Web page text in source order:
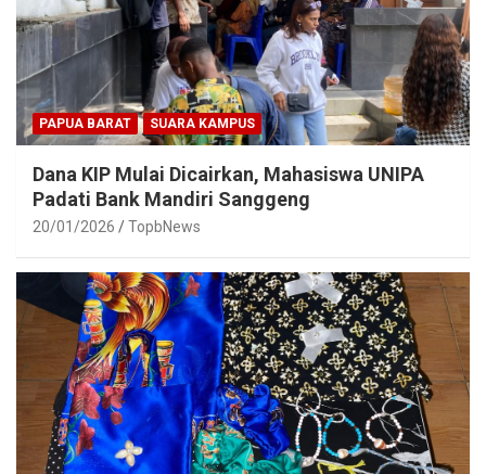
PAPUA BARAT SUARA KAMPUS
Dana KIP Mulai Dicairkan, Mahasiswa UNIPA
Padati Bank Mandiri Sanggeng
20/01/2026 TopbNews